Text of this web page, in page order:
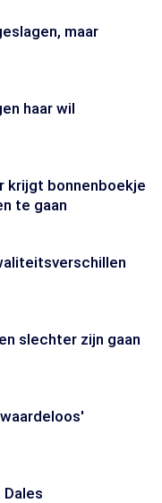
maar
haar wil
krijgt bonnenboekje
te gaan
slechter zijn gaan
Dales